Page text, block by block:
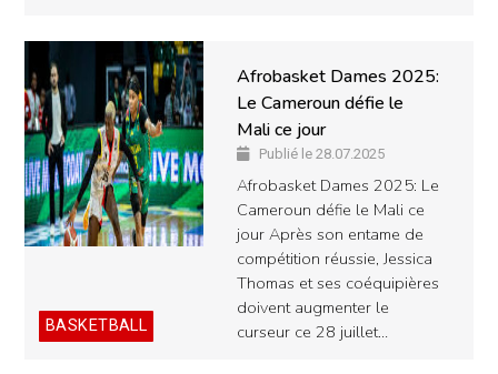
BASKETBALL
Afrobasket Dames 2025:
Le Cameroun défie le
Mali ce jour
Publié le 28.07.2025
Afrobasket Dames 2025: Le
Cameroun défie le Mali ce
jour Après son entame de
compétition réussie, Jessica
Thomas et ses coéquipières
doivent augmenter le
curseur ce 28 juillet…